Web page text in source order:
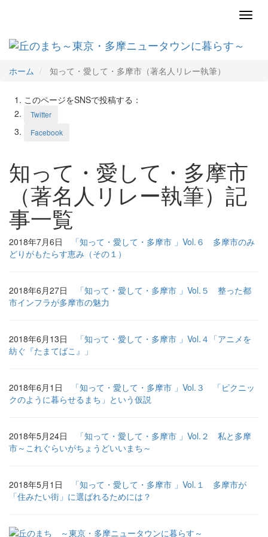
ホーム 知って・愛して・多摩市（著名人リレー執筆）
このページをSNSで投稿する：
Twitter
Facebook
知って・愛して・多摩市
（著名人リレー執筆）記
事一覧
2018年7月6日
「知って・愛して・多摩市 」Vol.６ 多摩市のみ
どりがもたらす恵み（その１）
2018年6月27日
「知って・愛して・多摩市 」Vol.５ 整った都
市インフラが多摩市の魅力
2018年6月13日
「知って・愛して・多摩市 」Vol.４「アニメを
紡ぐ『たまてばこ』」
2018年6月1日
「知って・愛して・多摩市 」Vol.３ 「ピクニッ
クのように暮らせるまち」という仮説
2018年5月24日
「知って・愛して・多摩市 」Vol.２ 私と多摩
市～これぐらいがちょうどいいまち～
2018年5月1日
「知って・愛して・多摩市 」Vol.１ 多摩市が
「住みたい街」に選ばれるためには？